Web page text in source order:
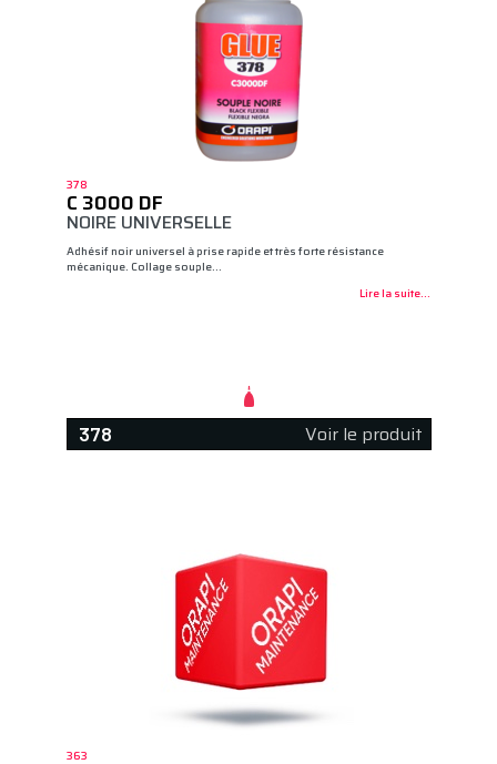
378
C 3000 DF
NOIRE UNIVERSELLE
Adhésif noir universel à prise rapide et très forte résistance
mécanique. Collage souple…
Lire la suite...
378 Voir le produit
363